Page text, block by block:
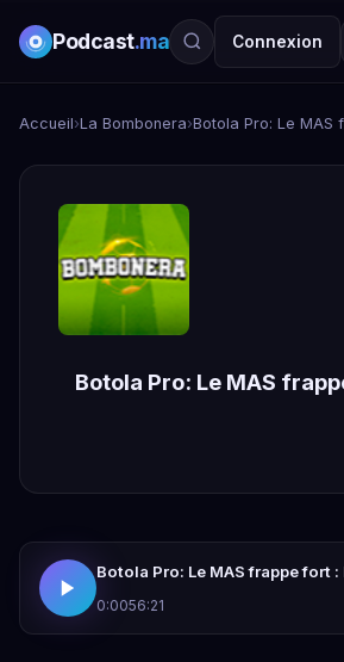
Podcast.ma Connexion
Accueil›La Bombonera›
Botola Pro: Le MAS
Botola Pro: Le MAS frappe fort
0:0056:21